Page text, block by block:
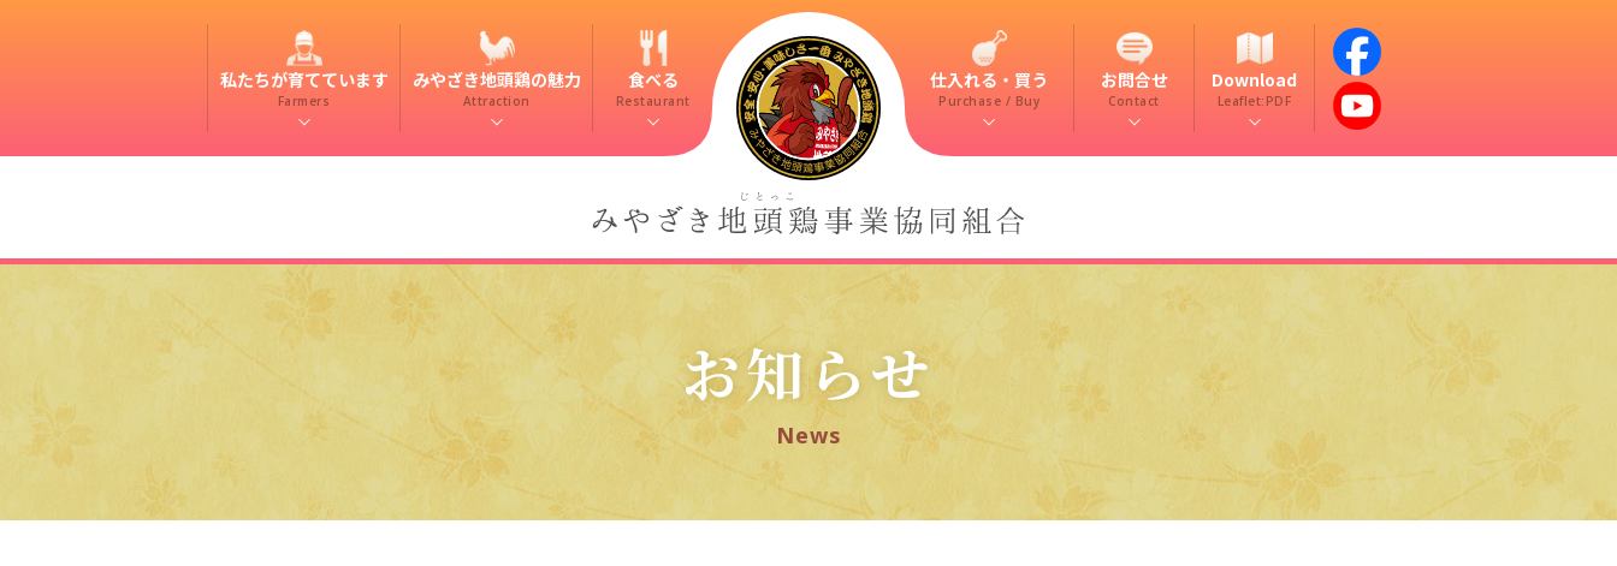
私たちが育てています
Farmers
みやざき地頭鶏の魅力
Attraction
食べる
Restaurant
仕入れる・買う
Purchase / Buy
お問合せ
Contact
Download
Leaflet:PDF
お知らせ
News